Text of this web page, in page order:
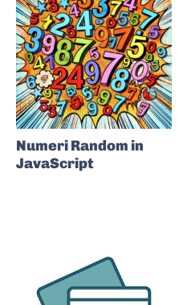
Numeri Random in
JavaScript